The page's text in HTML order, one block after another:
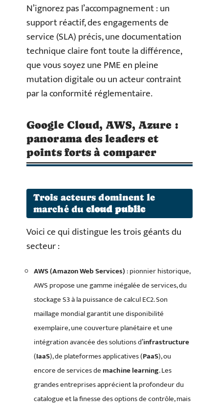
N’ignorez pas l’accompagnement : un
support réactif, des engagements de
service (SLA) précis, une documentation
technique claire font toute la différence,
que vous soyez une PME en pleine
mutation digitale ou un acteur contraint
par la conformité réglementaire.
Google Cloud, AWS, Azure :
panorama des leaders et
points forts à comparer
Trois acteurs dominent le
marché du cloud public
Voici ce qui distingue les trois géants du
secteur :
AWS (Amazon Web Services): pionnier historique,
AWS propose une gamme inégalée de services, du
stockage S3 à la puissance de calcul EC2. Son
maillage mondial garantit une disponibilité
exemplaire, une couverture planétaire et une
intégration avancée des solutions d’infrastructure
(IaaS), de plateformes applicatives (PaaS), ou
encore de services de machine learning. Les
grandes entreprises apprécient la profondeur du
catalogue et la finesse des options de contrôle, mais